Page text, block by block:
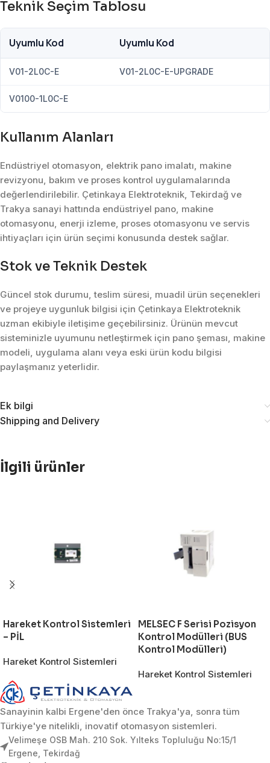
Teknik Seçim Tablosu
Uyumlu Kod Uyumlu Kod
V01-2L0C-E V01-2L0C-E-UPGRADE
V0100-1L0C-E
Kullanım Alanları
Endüstriyel otomasyon, elektrik pano imalatı, makine
revizyonu, bakım ve proses kontrol uygulamalarında
değerlendirilebilir. Çetinkaya Elektroteknik, Tekirdağ ve
Trakya sanayi hattında endüstriyel pano, makine
otomasyonu, enerji izleme, proses otomasyonu ve servis
ihtiyaçları için ürün seçimi konusunda destek sağlar.
Stok ve Teknik Destek
Güncel stok durumu, teslim süresi, muadil ürün seçenekleri
ve projeye uygunluk bilgisi için Çetinkaya Elektroteknik
uzman ekibiyle iletişime geçebilirsiniz. Ürünün mevcut
sisteminizle uyumunu netleştirmek için pano şeması, makine
modeli, uygulama alanı veya eski ürün kodu bilgisi
paylaşmanız yeterlidir.
Ek bilgi
Shipping and Delivery
İlgili ürünler
Hareket Kontrol Sistemleri
– PİL
Hareket Kontrol Sistemleri
MELSEC F Serisi Pozisyon
Kontrol Modülleri (BUS
Kontrol Modülleri)
Hareket Kontrol Sistemleri
Sanayinin kalbi Ergene'den önce Trakya'ya, sonra tüm
Türkiye'ye nitelikli, inovatif otomasyon sistemleri.
Velimeşe OSB Mah. 210 Sok. Yılteks Topluluğu No:15/1
Ergene, Tekirdağ